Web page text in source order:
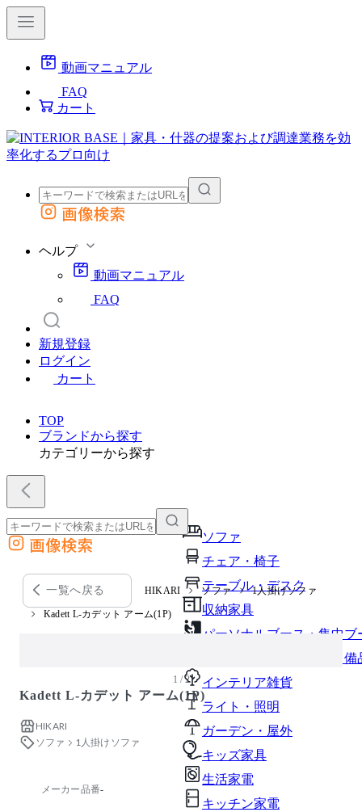
動画マニュアル
FAQ
カート
外部サイトの商品をカートに追加
画像検索
ヘルプ
動画マニュアル
FAQ
新規登録
ログイン
カート
TOP
ブランドから探す
カテゴリーから探す
ソファ
チェア・椅子
テーブル・デスク
収納家具
パーソナルブース・集中ブ
オフィスアクセサリー・備
インテリア雑貨
ライト・照明
ガーデン・屋外
キッズ家具
生活家電
キッチン家電
外部サイトの商品をカートに追加
他のサイトで見つけた商品ページのURLを貼り付けて、カートに追加できます
画像検索
一覧へ戻る HIKARI ソファ 1人掛けソファ
Kadett L-カデット アーム(1P)
1 / 2
Kadett L-カデット アーム(1P)
HIKARI
ソファ
1人掛けソファ
メーカー品番-